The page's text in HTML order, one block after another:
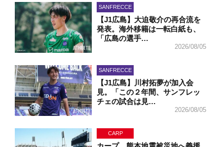
SANFRECCE
【J1広島】大迫敬介の再合流を
発表。海外移籍は一転白紙も、
「広島の選手…
2026/08/05
SANFRECCE
【J1広島】川村拓夢が加入会
見。「この２年間、サンフレッ
チェの試合は見…
2026/08/05
CARP